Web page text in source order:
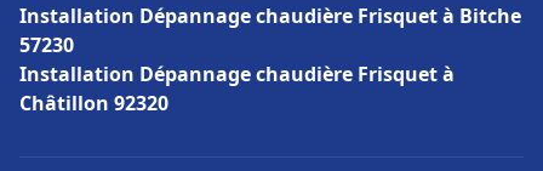
Installation Dépannage chaudière Frisquet à Bitche
57230
Installation Dépannage chaudière Frisquet à
Châtillon 92320